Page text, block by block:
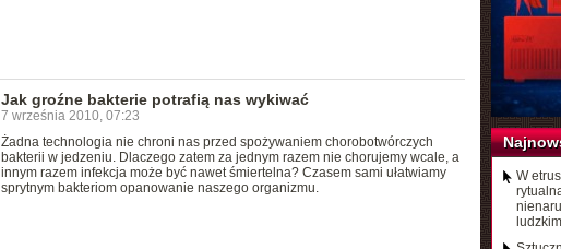
Jak groźne bakterie potrafią nas wykiwać
7 września 2010, 07:23
Żadna technologia nie chroni nas przed spożywaniem chorobotwórczych
bakterii w jedzeniu. Dlaczego zatem za jednym razem nie chorujemy wcale, a
innym razem infekcja może być nawet śmiertelna? Czasem sami ułatwiamy
sprytnym bakteriom opanowanie naszego organizmu.
W